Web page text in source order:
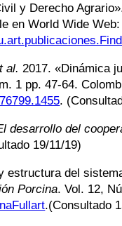
y Derecho
en World Wide Web:
al. 2017. «Dinámica
1 pp. 47-64.
.
desarrollo del
19/11/19)
estructura del
Porcina. Vol. 12,
.(Consultado